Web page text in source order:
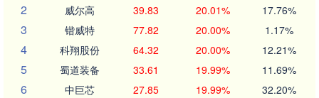
2 威尔高 39.83 20.01% 17.76%
3 锴威特 77.82 20.00% 1.17%
4 科翔股份 64.32 20.00% 12.21%
5 蜀道装备 33.61 19.99% 11.69%
6 中巨芯 27.85 19.99% 32.20%